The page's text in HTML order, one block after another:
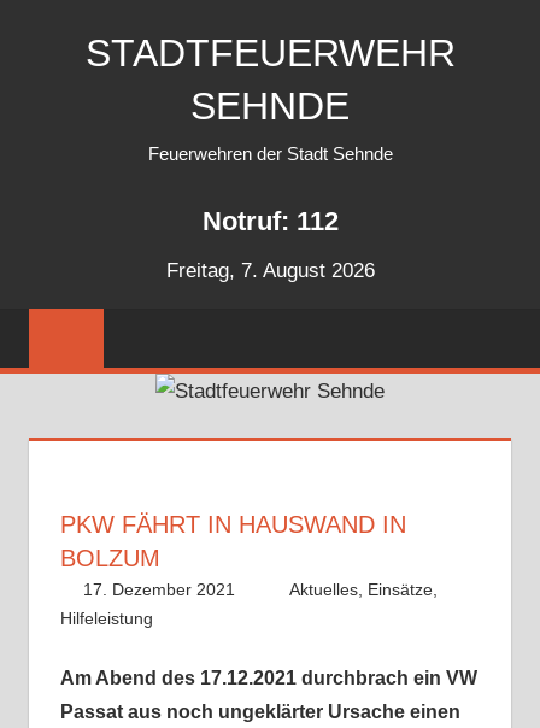
STADTFEUERWEHR
SEHNDE
Feuerwehren der Stadt Sehnde
Notruf: 112
Freitag, 7. August 2026
PKW FÄHRT IN HAUSWAND IN
BOLZUM
17. Dezember 2021 Benedikt Nolle
Aktuelles, Einsätze,
Hilfeleistung
Am Abend des 17.12.2021 durchbrach ein VW
Passat aus noch ungeklärter Ursache einen